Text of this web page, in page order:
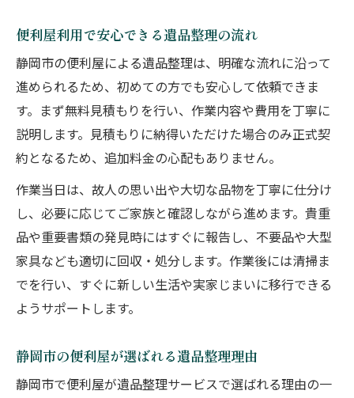
思い出を大切にした便利屋遺品整理の対応
便利屋の遺品整理で安心の思い出整理
便利屋は家族の気持ちに寄り添う遺品整理
便利屋選びで失敗しない遺品整理のコツ
便利屋選びで失敗しない遺品整理のポイン
ト
信頼できる便利屋の見極め方と遺品整理術
便利屋の評判を参考に遺品整理業者を選ぶ
遺品整理で便利屋選びに注意したい点
便利屋選びを成功させる遺品整理の工夫
費用を抑えて遺品整理ができる便利屋活用法
便利屋活用で賢く遺品整理を進める方法
遺品整理の費用負担を軽減する便利屋活用
便利屋利用で安心できる遺品整理の流れ
静岡市の便利屋による遺品整理は、明確な流れに沿って
進められるため、初めての方でも安心して依頼できま
す。まず無料見積もりを行い、作業内容や費用を丁寧に
説明します。見積もりに納得いただけた場合のみ正式契
約となるため、追加料金の心配もありません。
作業当日は、故人の思い出や大切な品物を丁寧に仕分け
し、必要に応じてご家族と確認しながら進めます。貴重
品や重要書類の発見時にはすぐに報告し、不要品や大型
家具なども適切に回収・処分します。作業後には清掃ま
でを行い、すぐに新しい生活や実家じまいに移行できる
ようサポートします。
静岡市の便利屋が選ばれる遺品整理理由
静岡市で便利屋が遺品整理サービスで選ばれる理由の一